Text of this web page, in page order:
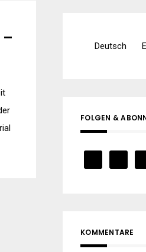
– Deutsch
FOLGEN &
KOMMENTARE